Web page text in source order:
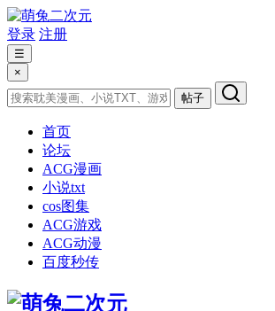
登录 注册
☰
×
帖子
首页
论坛
ACG漫画
小说txt
cos图集
ACG游戏
ACG动漫
百度秒传